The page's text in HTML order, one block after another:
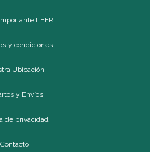
LEER
y condiciones
Ubicación
y Envíos
de privacidad
Contacto